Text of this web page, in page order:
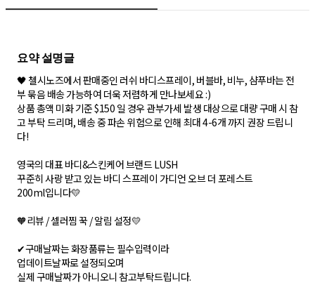
요약 설명글
🖤 첼시노즈에서 판매중인 러쉬 바디스프레이, 버블바, 비누, 샴푸바는 전
부 묶음 배송 가능하여 더욱 저렴하게 만나보세요 :)
상품 총액 미화 기준 $150 일 경우 관부가세 발생 대상으로 대량 구매 시 참
고 부탁 드리며, 배송 중 파손 위험으로 인해 최대 4-6개 까지 권장 드립니
다!
영국의 대표 바디&스킨케어 브랜드 LUSH
꾸준히 사랑 받고 있는 바디 스프레이 가디언 오브 더 포레스트
200ml입니다💛
🧡리뷰 / 셀러찜 꾹 / 알림 설정💛
✔구매날짜는 화장품류는 필수입력이라
업데이트날짜로 설정되오며
실제 구매날짜가 아니오니 참고부탁드립니다.